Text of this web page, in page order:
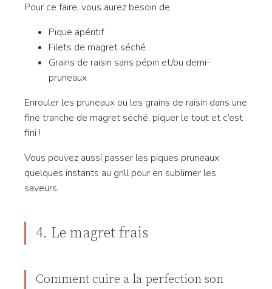
Pour ce faire, vous aurez besoin de
Pique apéritif
Filets de magret séché
Grains de raisin sans pépin et/ou demi-
pruneaux
Enrouler les pruneaux ou les grains de raisin dans une
fine tranche de magret séché, piquer le tout et c’est
fini !
Vous pouvez aussi passer les piques pruneaux
quelques instants au grill pour en sublimer les
saveurs.
4. Le magret frais
Comment cuire a la perfection son